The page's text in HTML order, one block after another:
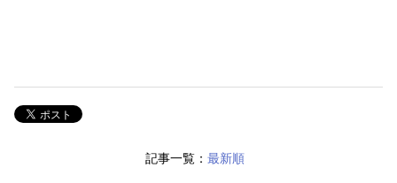
記事一覧： 最新順